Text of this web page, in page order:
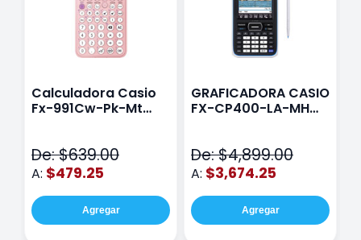
Calculadora Casio
Fx-991Cw-Pk-Mt
De: $639.00
A: $479.25
Agregar
GRAFICADORA CASIO
FX-CP400-LA-MH
De: $4,899.00
A: $3,674.25
Agregar